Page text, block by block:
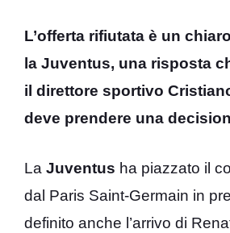
L’offerta rifiutata è un
la Juventus, una risposta
il direttore sportivo
deve prendere una
La Juventus ha piazzato il
dal Paris Saint-Germain in
definito anche l’arrivo di